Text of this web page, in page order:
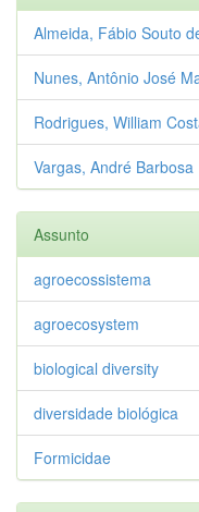
Almeida, Fábio Souto
Nunes, Antônio José
Rodrigues, William
Vargas, André Barbosa
Assunto
agroecossistema
agroecosystem
biological diversity
diversidade biológica
Formicidae